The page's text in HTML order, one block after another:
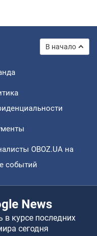
В начало
OBOZ.UA на
событий
News
в курсе последних
сегодня